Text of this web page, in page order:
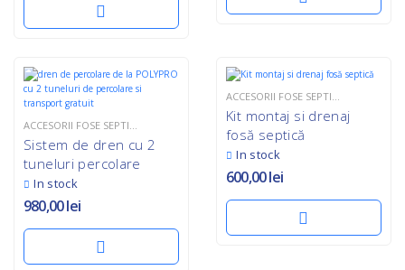
ACCESORII FOSE SEPTICE
Sistem de dren cu 2
tuneluri percolare
In stock
980,00lei
ACCESORII FOSE SEPTICE
Kit montaj si drenaj
fosă septică
In stock
600,00lei